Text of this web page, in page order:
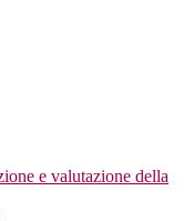
e valutazione della